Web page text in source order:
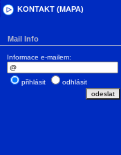
KONTAKT (MAPA)
Mail Info
Informace e-mailem:
přihlásit odhlásit